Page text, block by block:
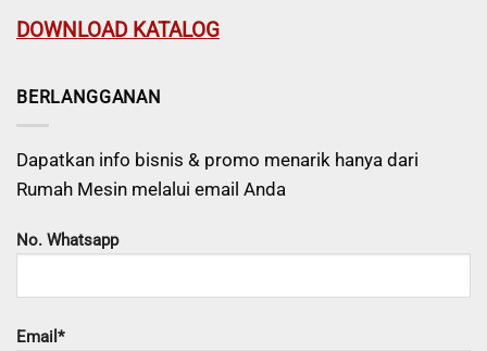
DOWNLOAD KATALOG
BERLANGGANAN
Dapatkan info bisnis & promo menarik hanya dari
Rumah Mesin melalui email Anda
No. Whatsapp
Email*